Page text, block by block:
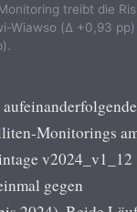
treibt die
Wiawso (Δ +0,93 pp)
Monitorings
v2024_v1_12
gegen